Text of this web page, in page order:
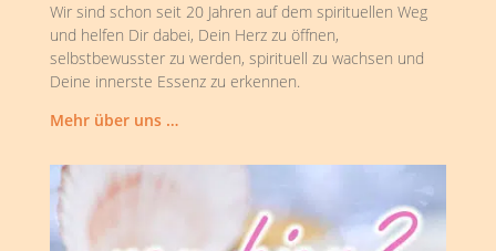
Wir sind schon seit 20 Jahren auf dem spirituellen Weg
und helfen Dir dabei, Dein Herz zu öffnen,
selbstbewusster zu werden, spirituell zu wachsen und
Deine innerste Essenz zu erkennen.
Mehr über uns …